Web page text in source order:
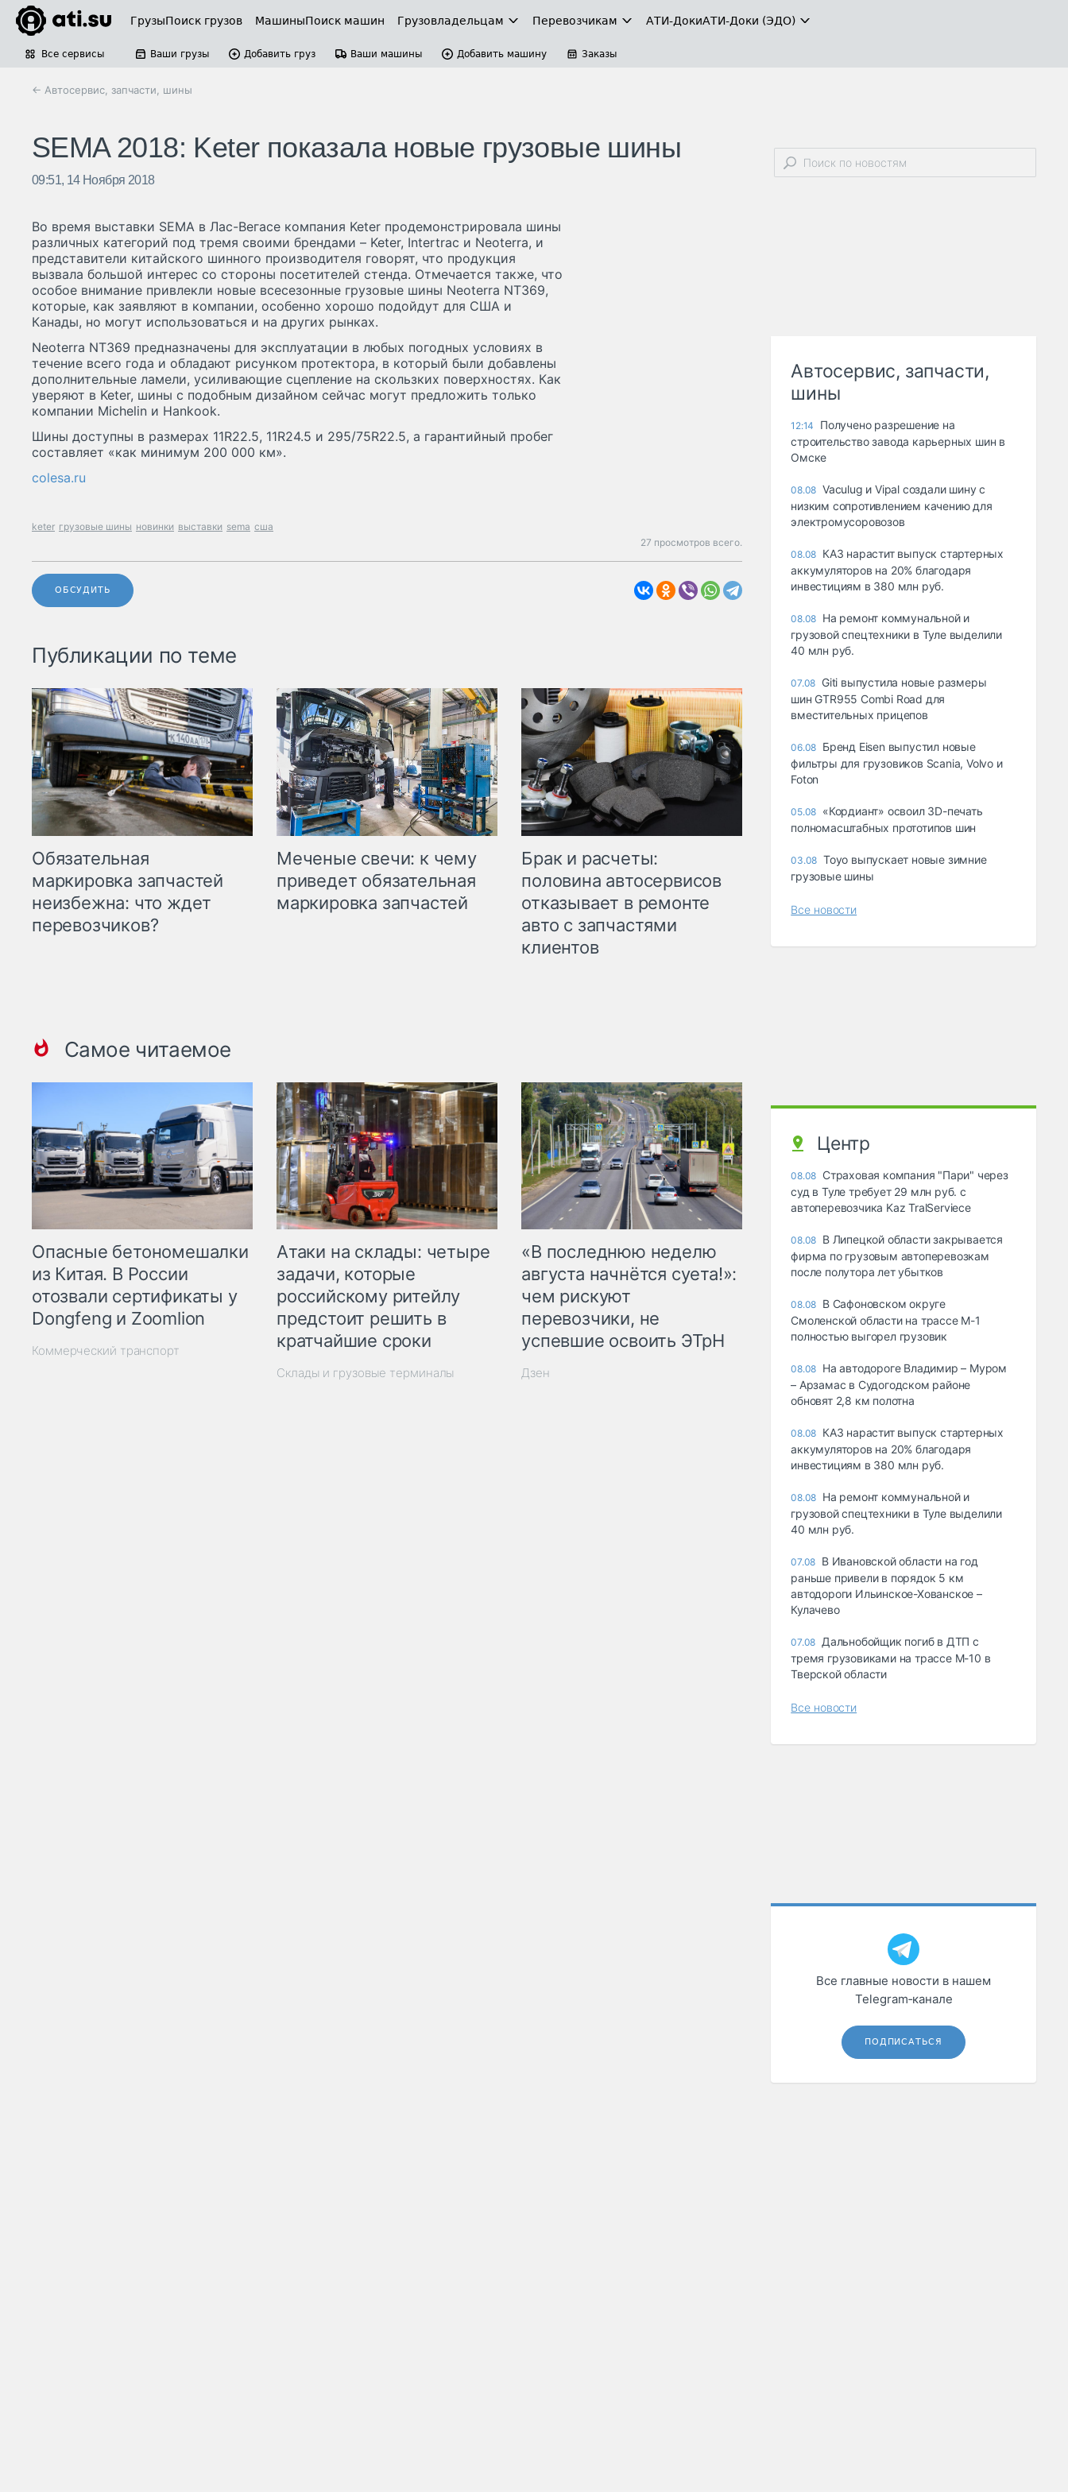
ГрузыПоиск грузов МашиныПоиск машин Грузовладельцам Перевозчикам АТИ-ДокиАТИ-Доки (ЭДО)
Все сервисы Ваши грузы Добавить груз Ваши машины Добавить машину Заказы
← Автосервис, запчасти, шины
SEMA 2018: Keter показала новые грузовые шины
09:51, 14 Ноября 2018
Во время выставки SEMA в Лас-Вегасе компания Keter продемонстрировала шины
различных категорий под тремя своими брендами – Keter, Intertrac и Neoterra, и
представители китайского шинного производителя говорят, что продукция
вызвала большой интерес со стороны посетителей стенда. Отмечается также, что
особое внимание привлекли новые всесезонные грузовые шины Neoterra NT369,
которые, как заявляют в компании, особенно хорошо подойдут для США и
Канады, но могут использоваться и на других рынках.
Neoterra NT369 предназначены для эксплуатации в любых погодных условиях в
течение всего года и обладают рисунком протектора, в который были добавлены
дополнительные ламели, усиливающие сцепление на скользких поверхностях. Как
уверяют в Keter, шины с подобным дизайном сейчас могут предложить только
компании Michelin и Hankook.
Шины доступны в размерах 11R22.5, 11R24.5 и 295/75R22.5, а гарантийный пробег
составляет «как минимум 200 000 км».
colesa.ru
keter грузовые шины новинки выставки sema сша
27 просмотров всего.
ОБСУДИТЬ
Публикации по теме
Обязательная
маркировка запчастей
неизбежна: что ждет
перевозчиков?
Меченые свечи: к чему
приведет обязательная
маркировка запчастей
Брак и расчеты:
половина автосервисов
отказывает в ремонте
авто с запчастями
клиентов
Самое читаемое
Опасные бетономешалки
из Китая. В России
отозвали сертификаты у
Dongfeng и Zoomlion
Коммерческий транспорт
Атаки на склады: четыре
задачи, которые
российскому ритейлу
предстоит решить в
кратчайшие сроки
Склады и грузовые терминалы
«В последнюю неделю
августа начнётся суета!»:
чем рискуют
перевозчики, не
успевшие освоить ЭТрН
Дзен
Автосервис, запчасти,
шины
12:14
Получено разрешение на
строительство завода карьерных шин в
Омске
08.08 Vaculug и Vipal создали шину с
низким сопротивлением качению для
электромусоровозов
08.08 КАЗ нарастит выпуск стартерных
аккумуляторов на 20% благодаря
инвестициям в 380 млн руб.
08.08 На ремонт коммунальной и
грузовой спецтехники в Туле выделили
40 млн руб.
07.08 Giti выпустила новые размеры
шин GTR955 Combi Road для
вместительных прицепов
06.08 Бренд Eisen выпустил новые
фильтры для грузовиков Scania, Volvo и
Foton
05.08 «Кордиант» освоил 3D-печать
полномасштабных прототипов шин
03.08 Toyo выпускает новые зимние
грузовые шины
Все новости
Центр
08.08 Страховая компания "Пари" через
суд в Туле требует 29 млн руб. с
автоперевозчика Kaz TralServiece
08.08 В Липецкой области закрывается
фирма по грузовым автоперевозкам
после полутора лет убытков
08.08 В Сафоновском округе
Смоленской области на трассе М-1
полностью выгорел грузовик
08.08 На автодороге Владимир – Муром
– Арзамас в Судогодском районе
обновят 2,8 км полотна
08.08 КАЗ нарастит выпуск стартерных
аккумуляторов на 20% благодаря
инвестициям в 380 млн руб.
08.08 На ремонт коммунальной и
грузовой спецтехники в Туле выделили
40 млн руб.
07.08 В Ивановской области на год
раньше привели в порядок 5 км
автодороги Ильинское-Хованское –
Кулачево
07.08 Дальнобойщик погиб в ДТП с
тремя грузовиками на трассе М-10 в
Тверской области
Все новости
Все главные новости в нашем
Telegram‑канале
ПОДПИСАТЬСЯ